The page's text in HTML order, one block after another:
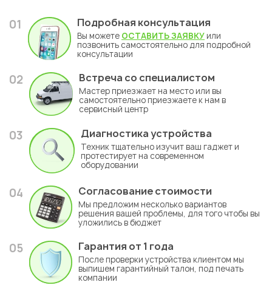
01 Подробная консультация
Вы можете ОСТАВИТЬ ЗАЯВКУ или
позвонить самостоятельно для подробной
консультации
02 Встреча со специалистом
Мастер приезжает на место или вы
самостоятельно приезжаете к нам в
сервисный центр
03 Диагностика устройства
Техник тщательно изучит ваш гаджет и
протестирует на современном
оборудовании
04 Согласование стоимости
Мы предложим несколько вариантов
решения вашей проблемы, для того чтобы вы
уложились в бюджет
05 Гарантия от 1 года
После проверки устройства клиентом мы
выпишем гарантийный талон, под печать
компании